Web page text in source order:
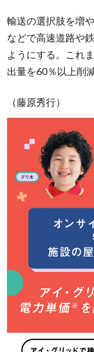
輸送の選択肢を増
などで高速道路や
ようにする。これ
出量を60％以上削
（藤原秀行）